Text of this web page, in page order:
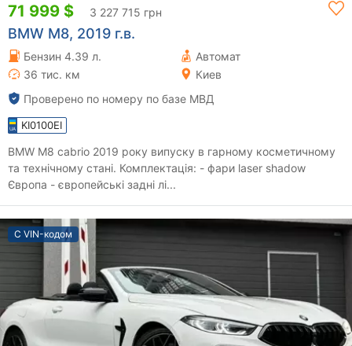
71 999 $ 3 227 715 грн
BMW M8, 2019 г.в.
Бензин 4.39 л.
Автомат
36 тис. км
Киев
Проверено по номеру по базе МВД
KI0100EI
BMW M8 cabrio 2019 року випуску в гарному косметичному
та технічному стані. Комплектація: - фари laser shadow
Європа - європейські задні лі...
С VIN-кодом